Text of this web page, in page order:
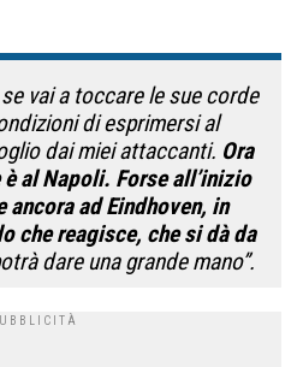
vai a toccare le sue corde
di esprimersi al
dai miei attaccanti. Ora
al Napoli. Forse all’inizio
ancora ad Eindhoven, in
che reagisce, che si dà da
dare una grande mano”.